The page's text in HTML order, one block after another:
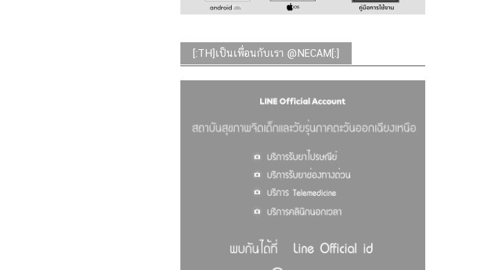
[:TH]เป็นเพื่อนกับเรา @NECAM[:]